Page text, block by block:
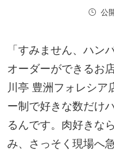
公
「すみません、ハン
オーダーができるお
川亭 豊洲フォレシ
ー制で好きな数だけ
るんです。肉好きな
み、さっそく現場へ